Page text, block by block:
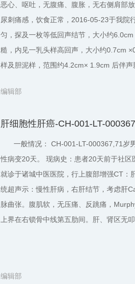
恶心、呕吐，无腹痛、腹胀，无右侧肩部
尿刺痛感，饮食正常，2016-05-23于我院
匀，探及一枚等低回声结节，大小约
糙，内见一乳头样高回声，大小约0.7cm
样及胆泥样，范围约4.2cm× 1.9cm 后伴
编辑部
肝细胞性肝癌-CH-001-LT-000367
一般情况： CH-001-LT-000367,71岁
性病变20天。 现病史：患者20天前于社
就诊于诸城中医医院，行上腹部增强CT：
统超声示：慢性肝病，右肝结节，考虑肝
脉曲张。腹肌软，无压痛、反跳痛，
上界在右锁骨中线第五肋间。肝、肾区无
编辑部